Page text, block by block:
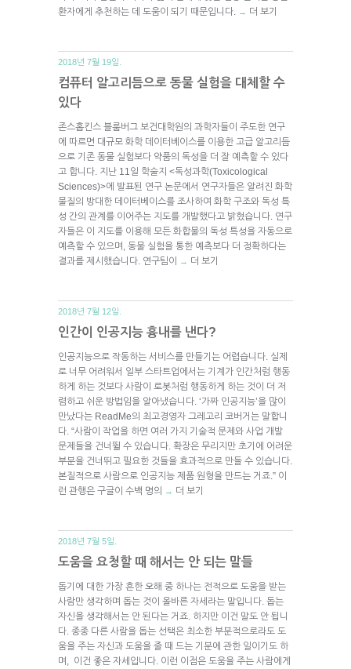
환자에게 추천하는 데 도움이 되기 때문입니다.
→ 더 보기
2018년 7월 19일.
컴퓨터 알고리듬으로 동물 실험을 대체할 수
있다
존스홉킨스 블룸버그 보건대학원의 과학자들이 주도한 연구
에 따르면 대규모 화학 데이터베이스를 이용한 고급 알고리듬
으로 기존 동물 실험보다 약품의 독성을 더 잘 예측할 수 있다
고 합니다. 지난 11일 학술지 <독성과학(Toxicological
Sciences)>에 발표된 연구 논문에서 연구자들은 알려진 화학
물질의 방대한 데이터베이스를 조사하여 화학 구조와 독성 특
성 간의 관계를 이어주는 지도를 개발했다고 밝혔습니다. 연구
자들은 이 지도를 이용해 모든 화합물의 독성 특성을 자동으로
예측할 수 있으며, 동물 실험을 통한 예측보다 더 정확하다는
결과를 제시했습니다. 연구팀이
→ 더 보기
2018년 7월 12일.
인간이 인공지능 흉내를 낸다?
인공지능으로 작동하는 서비스를 만들기는 어렵습니다. 실제
로 너무 어려워서 일부 스타트업에서는 기계가 인간처럼 행동
하게 하는 것보다 사람이 로봇처럼 행동하게 하는 것이 더 저
렴하고 쉬운 방법임을 알아냈습니다. ‘가짜 인공지능’을 많이
만났다는 ReadMe의 최고경영자 그레고리 코버거는 말합니
다. “사람이 작업을 하면 여러 가지 기술적 문제와 사업 개발
문제들을 건너뛸 수 있습니다. 확장은 무리지만 초기에 어려운
부분을 건너뛰고 필요한 것들을 효과적으로 만들 수 있습니다.
본질적으로 사람으로 인공지능 제품 원형을 만드는 거죠.” 이
런 관행은 구글이 수백 명의
→ 더 보기
2018년 7월 5일.
도움을 요청할 때 해서는 안 되는 말들
돕기에 대한 가장 흔한 오해 중 하나는 전적으로 도움을 받는
사람만 생각하며 돕는 것이 올바른 자세라는 말입니다. 돕는
자신을 생각해서는 안 된다는 거죠. 하지만 이건 말도 안 됩니
다. 종종 다른 사람을 돕는 선택은 최소한 부분적으로라도 도
움을 주는 자신과 도움을 줄 때 드는 기분에 관한 일이기도 하
며, 이건 좋은 자세입니다. 이런 이점은 도움을 주는 사람에게